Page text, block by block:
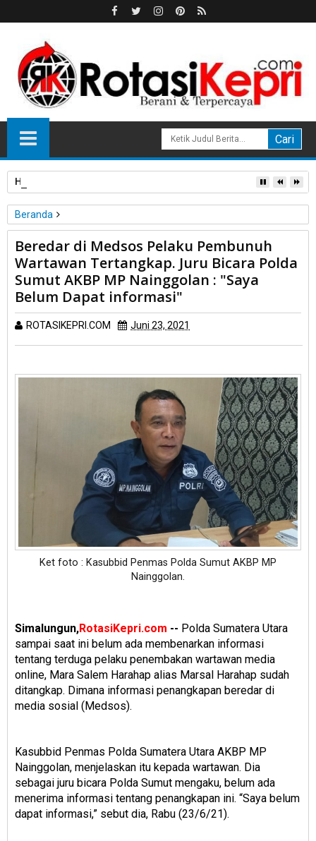
HPL Disorot, PT Sosor Tala Jaya Tolak Perluasan Kampung
Beranda
Hukum
Simalungun
Beredar di Medsos Pelaku Pembunuh Wartawan Tertangkap.
Juru Bicara Polda Sumut AKBP MP Nainggolan : "Saya Belum
Dapat informasi"
Beredar di Medsos Pelaku Pembunuh
Wartawan Tertangkap. Juru Bicara Polda
Sumut AKBP MP Nainggolan : "Saya
Belum Dapat informasi"
ROTASIKEPRI.COM Juni 23, 2021
Ket foto : Kasubbid Penmas Polda Sumut AKBP MP
Nainggolan.
Simalungun,RotasiKepri.com -- Polda Sumatera Utara
sampai saat ini belum ada membenarkan informasi
tentang terduga pelaku penembakan wartawan media
online, Mara Salem Harahap alias Marsal Harahap sudah
ditangkap. Dimana informasi penangkapan beredar di
media sosial (Medsos).
Kasubbid Penmas Polda Sumatera Utara AKBP MP
Nainggolan, menjelaskan itu kepada wartawan. Dia
sebagai juru bicara Polda Sumut mengaku, belum ada
menerima informasi tentang penangkapan ini. “Saya belum
dapat informasi,” sebut dia, Rabu (23/6/21).